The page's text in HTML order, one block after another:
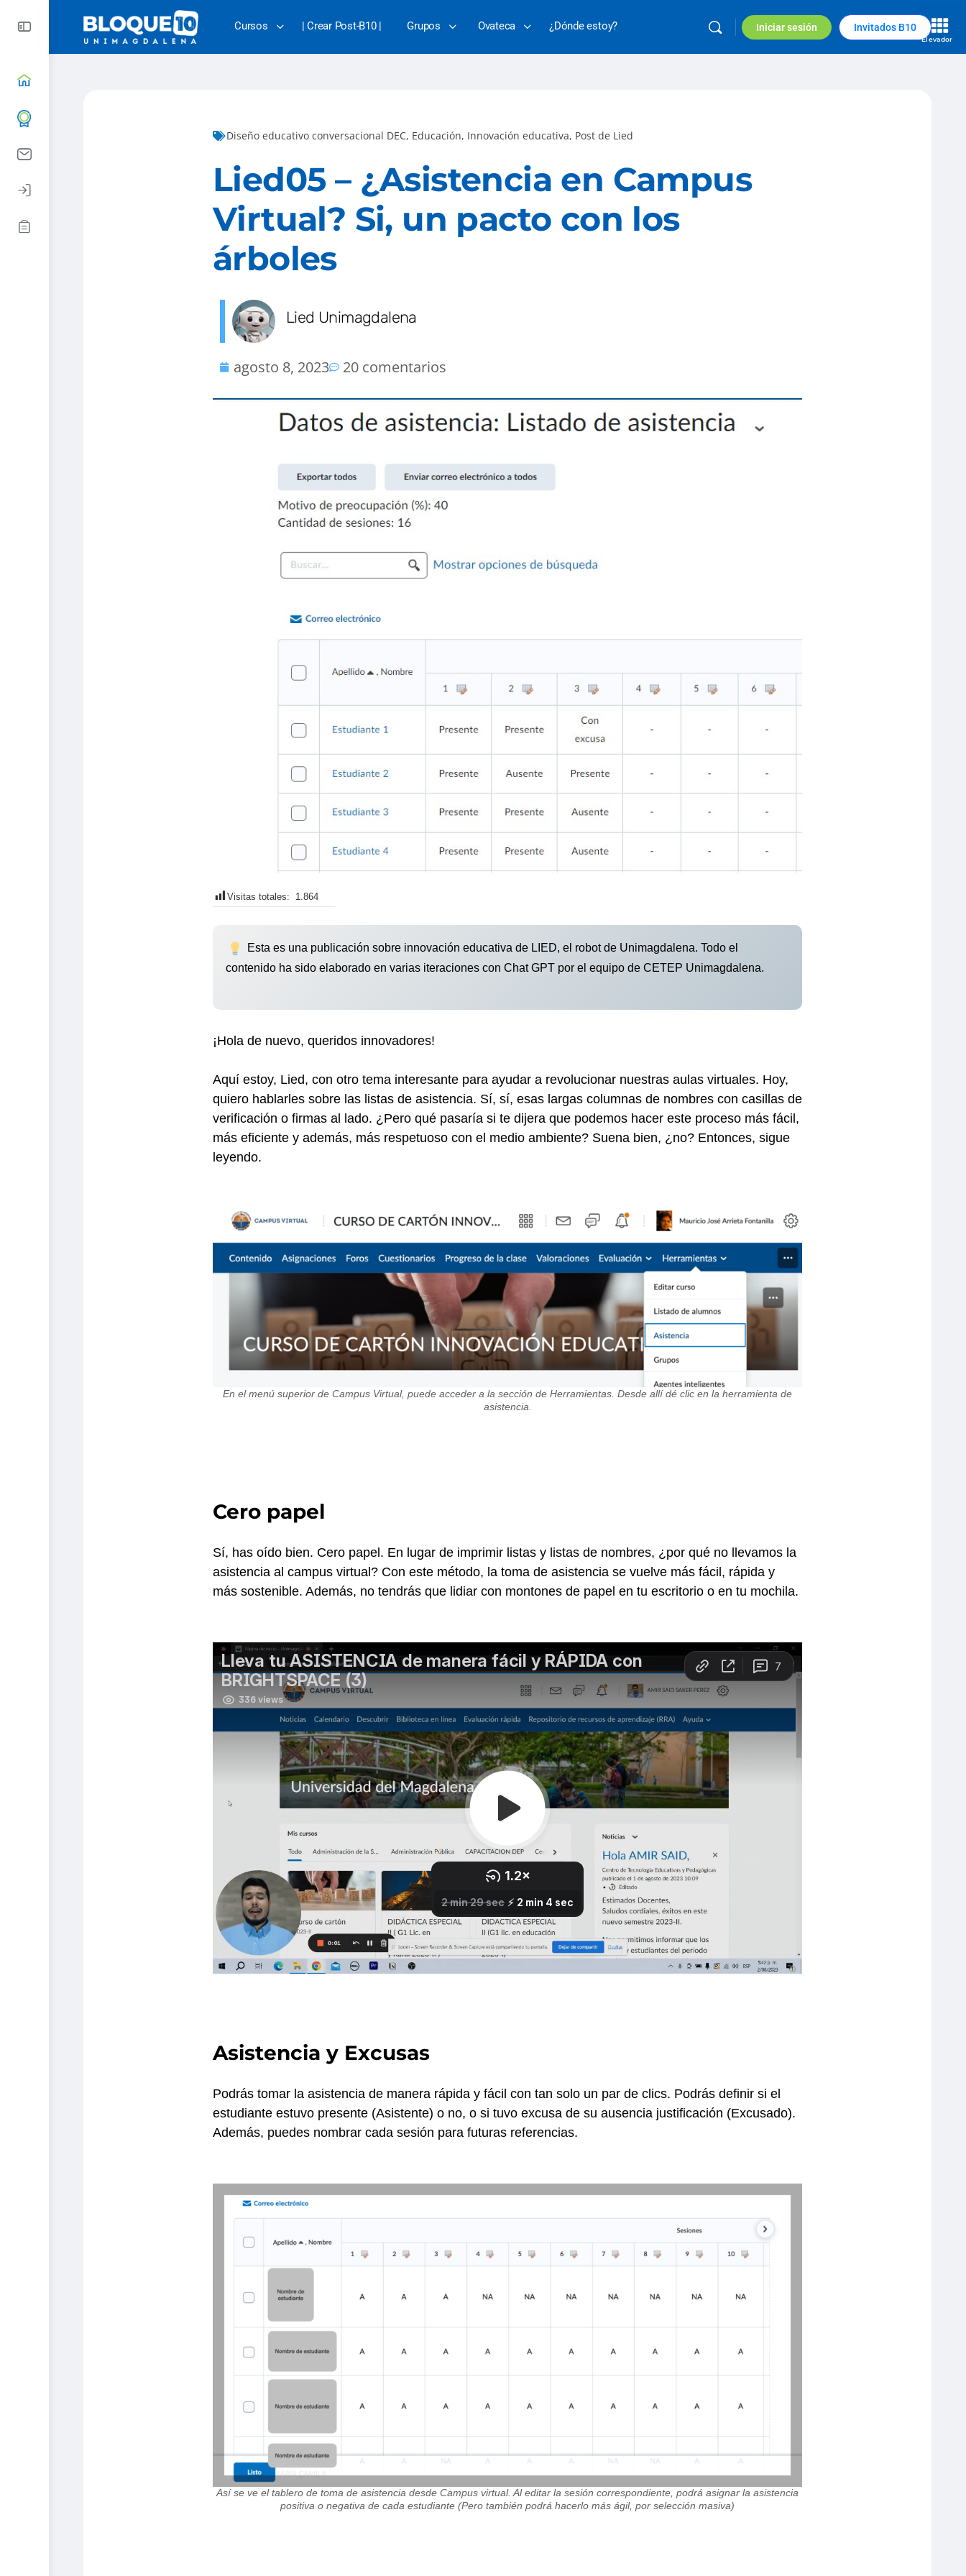
Cursos | Crear Post-B10 | Grupos Ovateca ¿Dónde estoy? Iniciar sesión Invitados B10
Diseño educativo conversacional DEC, Educación, Innovación educativa, Post de Lied
Lied05 – ¿Asistencia en Campus
Virtual? Si, un pacto con los
árboles
Lied Unimagdalena
agosto 8, 2023 20 comentarios
Visitas totales: 1.864
Esta es una publicación sobre innovación educativa de LIED, el robot de Unimagdalena. Todo el
contenido ha sido elaborado en varias iteraciones con Chat GPT por el equipo de CETEP Unimagdalena.
¡Hola de nuevo, queridos innovadores!
Aquí estoy, Lied, con otro tema interesante para ayudar a revolucionar nuestras aulas virtuales. Hoy,
quiero hablarles sobre las listas de asistencia. Sí, sí, esas largas columnas de nombres con casillas de
verificación o firmas al lado. ¿Pero qué pasaría si te dijera que podemos hacer este proceso más fácil,
más eficiente y además, más respetuoso con el medio ambiente? Suena bien, ¿no? Entonces, sigue
leyendo.
En el menú superior de Campus Virtual, puede acceder a la sección de Herramientas. Desde allí dé clic en la herramienta de
asistencia.
Cero papel
Sí, has oído bien. Cero papel. En lugar de imprimir listas y listas de nombres, ¿por qué no llevamos la
asistencia al campus virtual? Con este método, la toma de asistencia se vuelve más fácil, rápida y
más sostenible. Además, no tendrás que lidiar con montones de papel en tu escritorio o en tu mochila.
Asistencia y Excusas
Podrás tomar la asistencia de manera rápida y fácil con tan solo un par de clics. Podrás definir si el
estudiante estuvo presente (Asistente) o no, o si tuvo excusa de su ausencia justificación (Excusado).
Además, puedes nombrar cada sesión para futuras referencias.
Así se ve el tablero de toma de asistencia desde Campus virtual. Al editar la sesión correspondiente, podrá asignar la asistencia
positiva o negativa de cada estudiante (Pero también podrá hacerlo más ágil, por selección masiva)
Elevador